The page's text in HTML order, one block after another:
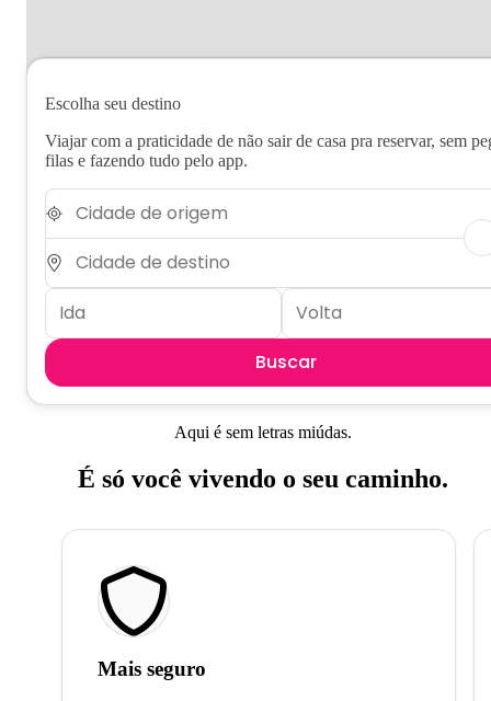
Escolha seu destino
Viajar com a praticidade de não sair de casa pra reservar, sem
filas e fazendo tudo pelo app.
Buscar
Aqui é sem letras miúdas.
É só você vivendo o seu caminho.
Mais seguro